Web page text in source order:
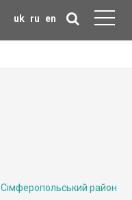
uk ru en
Сімферопольський район